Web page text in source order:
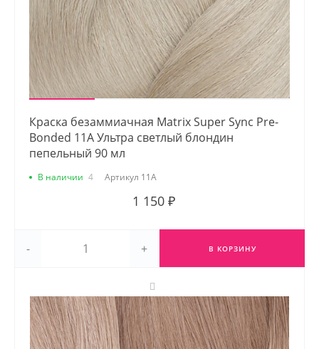
Краска безаммиачная Matrix Super Sync Pre-
Bonded 11A Ультра светлый блондин
пепельный 90 мл
В наличии 4 Артикул 11A
1 150 ₽
- + В КОРЗИНУ